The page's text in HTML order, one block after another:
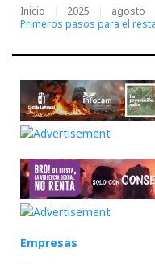
Inicio 2025 agosto
Primeros pasos para el
Empresas